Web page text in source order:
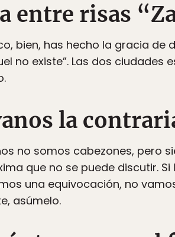
entre risas
bien, has hecho la gracia de
no existe”. Las dos
la
no somos cabezones, pero
que no se puede discutir.
una equivocación, no
asúmelo.